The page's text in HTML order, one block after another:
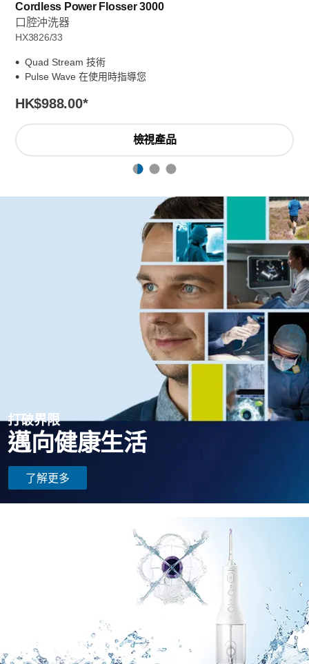
Cordless Power Flosser 3000
口腔沖洗器
HX3826/33
Quad Stream 技術
Pulse Wave 在使用時指導您
HK$988.00*
檢視產品
打破界限
邁向健康生活
了解更多